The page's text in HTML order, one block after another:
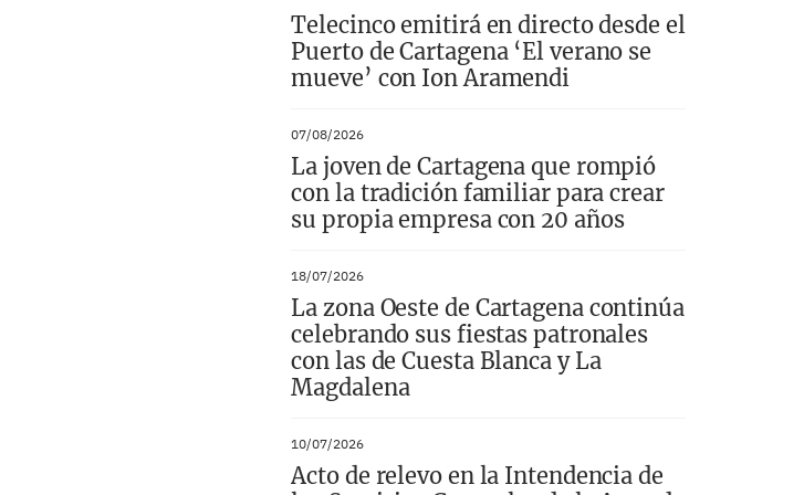
Telecinco emitirá en directo desde el
Puerto de Cartagena ‘El verano se
mueve’ con Ion Aramendi
07/08/2026
La joven de Cartagena que rompió
con la tradición familiar para crear
su propia empresa con 20 años
18/07/2026
La zona Oeste de Cartagena continúa
celebrando sus fiestas patronales
con las de Cuesta Blanca y La
Magdalena
10/07/2026
Acto de relevo en la Intendencia de